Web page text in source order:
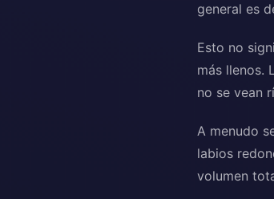
general es
Esto no
más llenos.
no se vean
A menudo
labios
volumen